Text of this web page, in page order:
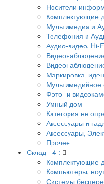
Носители
Комплектующие
Мультимедиа и
Телефония и
Аудио-видео, Hi-
Маркировка,
Мультимедийное
Фото- и
Умный дом
Категория не
Аксессуары и
Аксессуары,
Прочее
Склад - 4 :
Комплектующие
Компьютеры,
Системы